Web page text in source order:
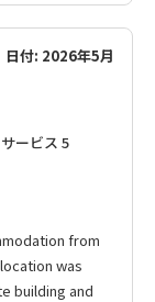
日付: 2026年5月
ービス 5
from
was
building and